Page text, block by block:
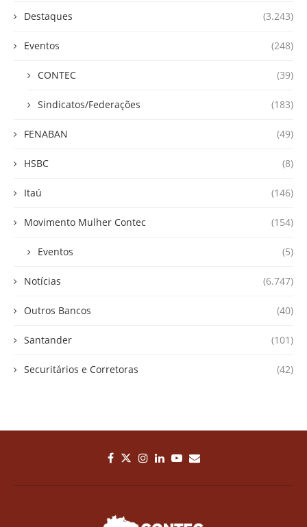
Destaques (3.243)
Eventos (248)
CONTEC (39)
Sindicatos/Federações (183)
FENABAN (49)
HSBC (8)
Itaú (146)
Movimento Mulher Contec (154)
Eventos (5)
Notícias (6.747)
Outros Bancos (40)
Santander (101)
Securitários e Corretoras (42)